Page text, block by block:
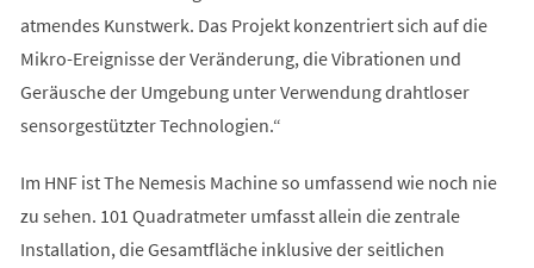
atmendes Kunstwerk. Das Projekt konzentriert sich auf die
Mikro-Ereignisse der Veränderung, die Vibrationen und
Geräusche der Umgebung unter Verwendung drahtloser
sensorgestützter Technologien.“
Im HNF ist The Nemesis Machine so umfassend wie noch nie
zu sehen. 101 Quadratmeter umfasst allein die zentrale
Installation, die Gesamtfläche inklusive der seitlichen